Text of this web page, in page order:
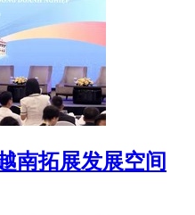
南拓展发展空间